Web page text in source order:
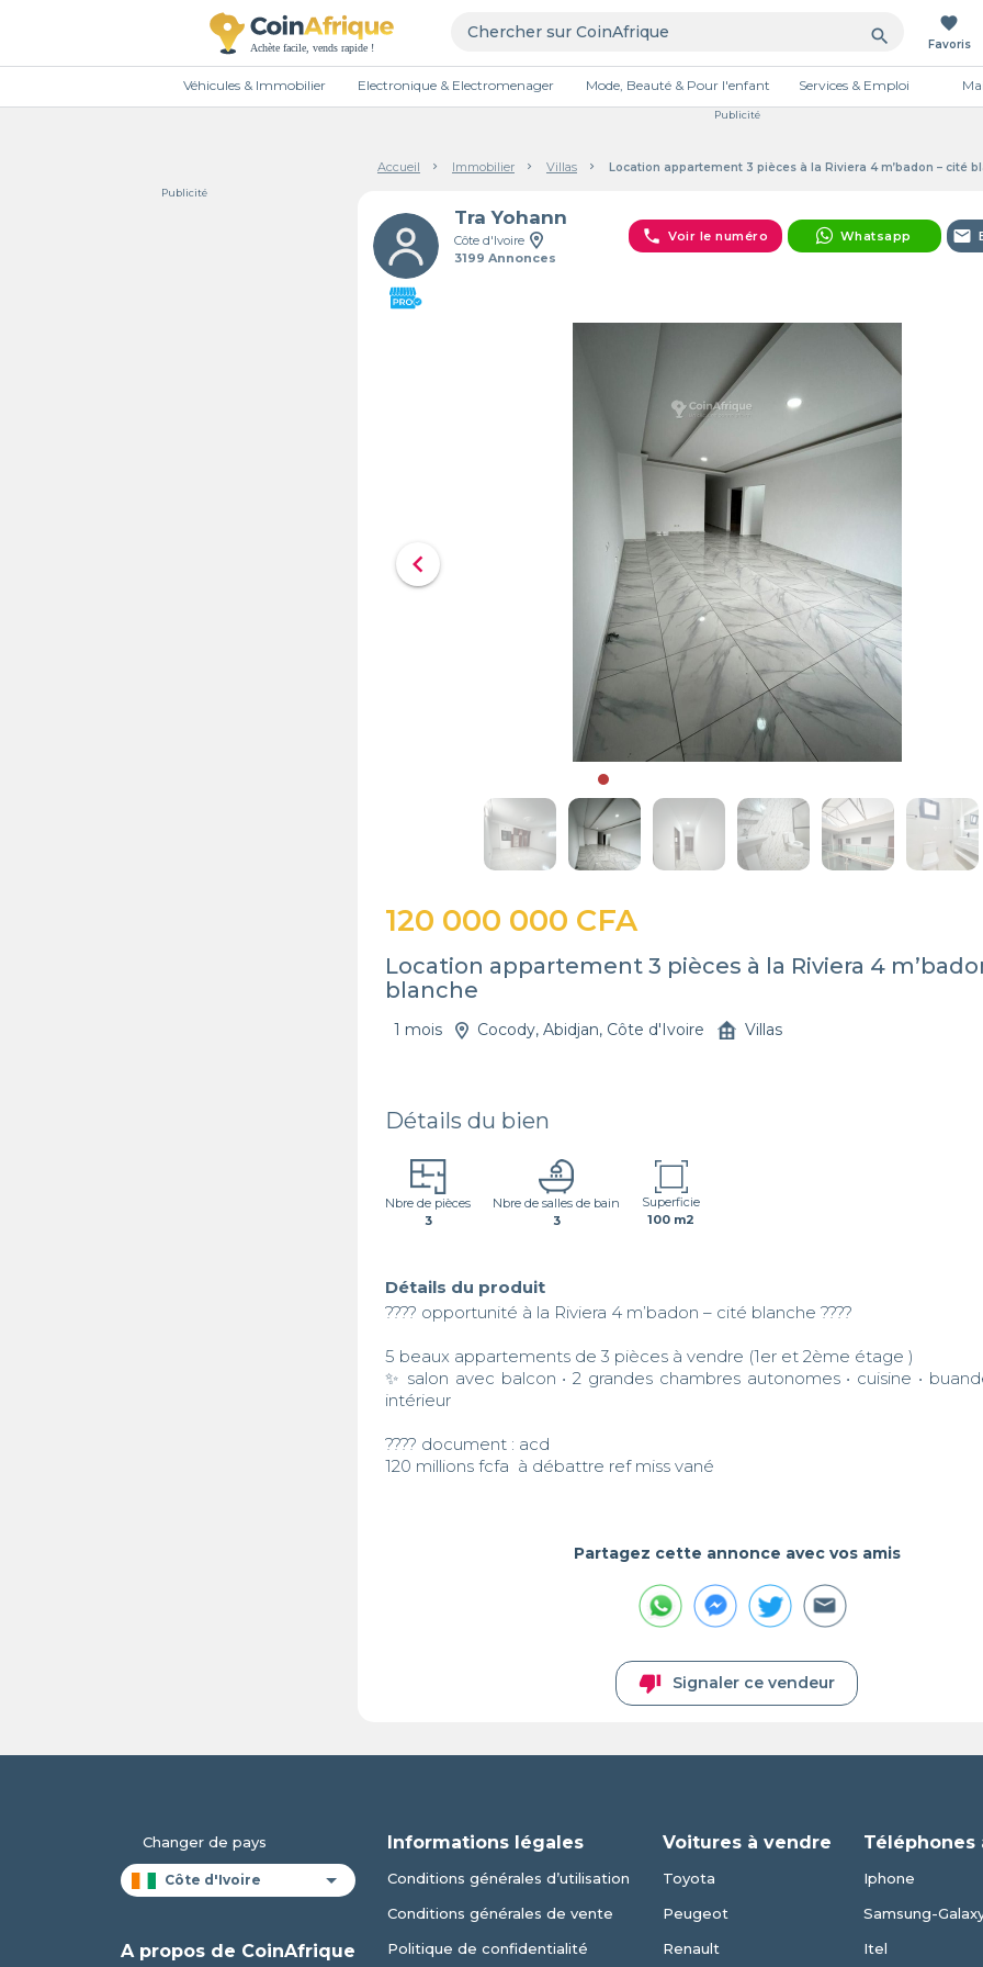
search
favorite
Favoris
Véhicules & Immobilier Electronique & Electromenager Mode, Beauté & Pour l'enfant Services & Emploi
Publicité
Accueil Immobilier Villas Location appartement 3 pièces à la Riviera 4 m’badon – cité
Publicité
Tra Yohann
Côte d'Ivoire
3199 Annonces
phone Voir le numéro Whatsapp email
chevron_left
120 000 000 CFA
Location appartement 3 pièces à la Riviera 4
blanche
1 mois Cocody, Abidjan, Côte d'Ivoire Villas
Détails du bien
Nbre de pièces
3
Nbre de salles de bain
3
Superficie
100 m2
Détails du produit
???? opportunité à la Riviera 4 m’badon – cité blanche ????
5 beaux appartements de 3 pièces à vendre (1er et 2ème étage )
✨ salon avec balcon • 2 grandes chambres autonomes • cuisine •
intérieur
???? document : acd
120 millions fcfa  à débattre ref miss vané
Partagez cette annonce avec vos amis
thumb_down Signaler ce vendeur
Changer de pays
A propos de CoinAfrique
Informations légales
Conditions générales d’utilisation
Conditions générales de vente
Politique de confidentialité
Voitures à vendre
Toyota
Peugeot
Renault
Téléphones
Iphone
Samsung-
Itel